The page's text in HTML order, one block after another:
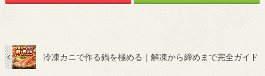
冷凍カニで作る鍋を極める｜解凍から締めまで完全ガイド